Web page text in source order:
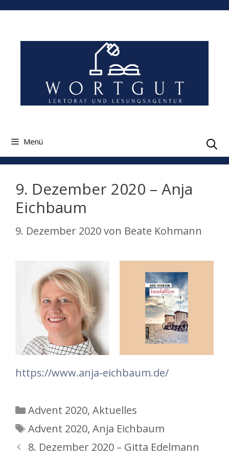
Zum
springen
Menü
9. Dezember 2020 – Anja
Eichbaum
9. Dezember 2020von Beate Kohmann
https://www.anja-eichbaum.de/
Kategorien
Advent 2020, Aktuelles
Schlagwörter
Advent 2020, Anja Eichbaum
8. Dezember 2020 – Gitta Edelmann